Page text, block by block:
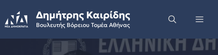
to
content
Δημήτρης Καιρίδης
Βουλευτής Βόρειου Τομέα Αθήνας